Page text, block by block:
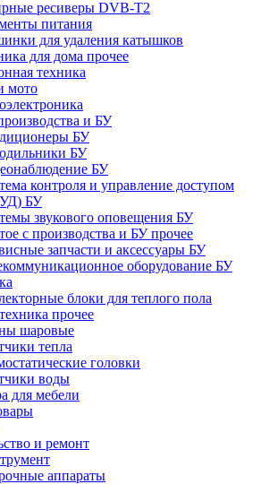
ресиверы DVB-T2
питания
для удаления катышков
для дома прочее
техника
мото
и БУ
БУ
БУ
БУ
контроля и управление доступом
БУ
звукового оповещения БУ
с производства и БУ прочее
запчасти и аксессуары БУ
оборудование БУ
блоки для теплого пола
прочее
шаровые
тепла
головки
воды
для мебели
и ремонт
аппараты